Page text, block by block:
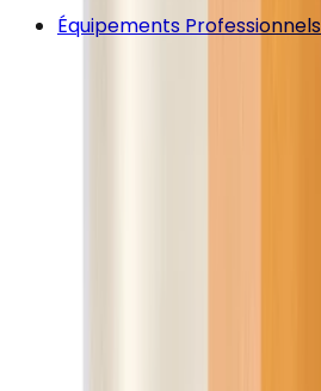
Équipements Professionnels